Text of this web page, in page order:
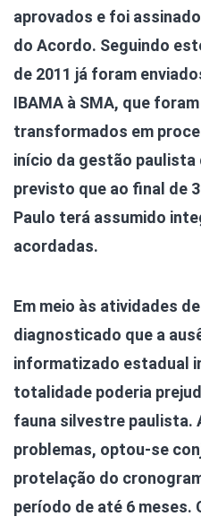
aprovados e foi
do Acordo. Seguindo
de 2011 já foram
IBAMA à SMA, que
transformados em
início da gestão
previsto que ao final de
Paulo terá assumido
acordadas.
Em meio às atividades
diagnosticado que a
informatizado estadual
totalidade poderia
fauna silvestre paulista.
problemas, optou-se
protelação do
período de até 6 meses.